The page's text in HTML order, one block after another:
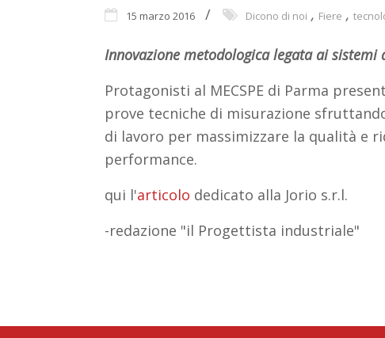
15 marzo 2016 Dicono di noi , Fiere ,
Innovazione metodologica legata ai
Protagonisti al MECSPE di Parma
prove tecniche di misurazione
di lavoro per massimizzare la qualità e
performance.
qui l'articolo dedicato alla Jorio s.r.l.
-redazione "il Progettista industriale"